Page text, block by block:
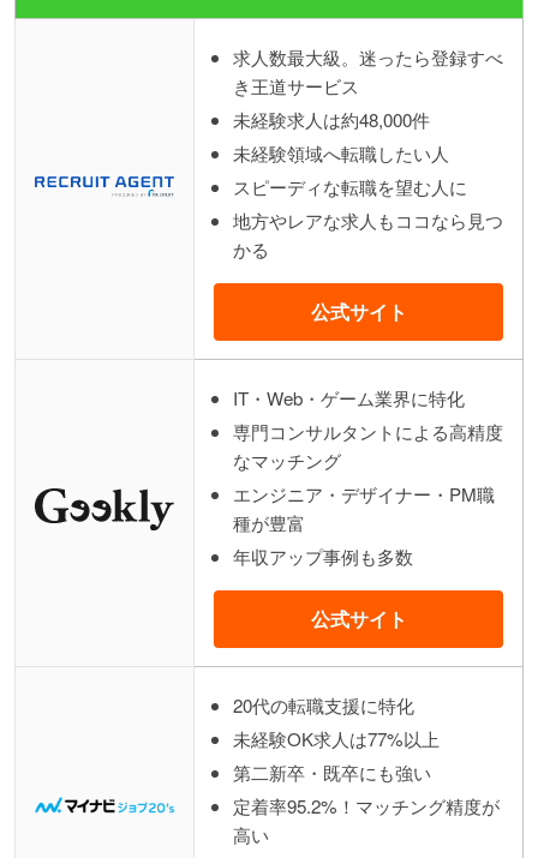
求人数最大級。迷ったら登録すべ
き王道サービス
未経験求人は約48,000件
未経験領域へ転職したい人
スピーディな転職を望む人に
地方やレアな求人もココなら見つ
かる
公式サイト
IT・Web・ゲーム業界に特化
専門コンサルタントによる高精度
なマッチング
エンジニア・デザイナー・PM職
種が豊富
年収アップ事例も多数
公式サイト
20代の転職支援に特化
未経験OK求人は77%以上
第二新卒・既卒にも強い
定着率95.2%！マッチング精度が
高い